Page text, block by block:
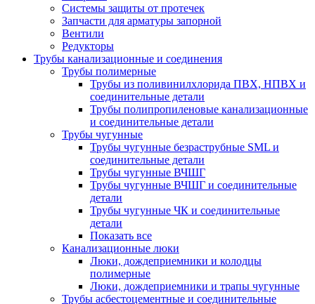
Системы защиты от протечек
Запчасти для арматуры запорной
Вентили
Редукторы
Трубы канализационные и соединения
Трубы полимерные
Трубы из поливинилхлорида ПВХ, НПВХ и
соединительные детали
Трубы полипропиленовые канализационные
и соединительные детали
Трубы чугунные
Трубы чугунные безраструбные SML и
соединительные детали
Трубы чугунные ВЧШГ
Трубы чугунные ВЧШГ и соединительные
детали
Трубы чугунные ЧК и соединительные
детали
Показать все
Канализационные люки
Люки, дождеприемники и колодцы
полимерные
Люки, дождеприемники и трапы чугунные
Трубы асбестоцементные и соединительные